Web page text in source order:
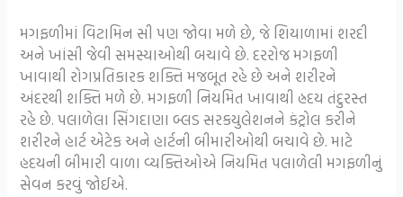
મગફળીમાં વિટામિન સી પણ જોવા મળે છે, જે શિયાળામાં શરદી
અને ખાંસી જેવી સમસ્યાઓથી બચાવે છે. દરરોજ મગફળી
ખાવાથી રોગપ્રતિકારક શક્તિ મજબૂત રહે છે અને શરીરને
અંદરથી શક્તિ મળે છે. મગફળી નિયમિત ખાવાથી હ્રદય તંદુરસ્ત
રહે છે. પલાળેલા સિંગદાણા બ્લડ સરકયુલેશનને કંટ્રોલ કરીને
શરીરને હાર્ટ એટેક અને હાર્ટની બીમારીઓથી બચાવે છે. માટે
હદયની બીમારી વાળા વ્યક્તિઓએ નિયમિત પલાળેલી મગફળીનું
સેવન કરવું જોઈએ.